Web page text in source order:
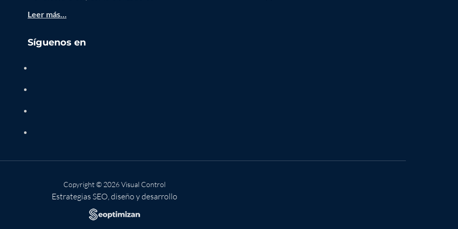
Leer más…
Síguenos en
Copyright © 2026 Visual Control
Estrategias SEO, diseño y desarrollo